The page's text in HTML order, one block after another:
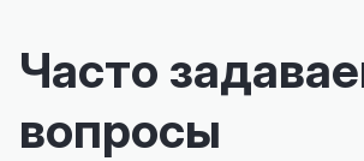
Часто
вопросы